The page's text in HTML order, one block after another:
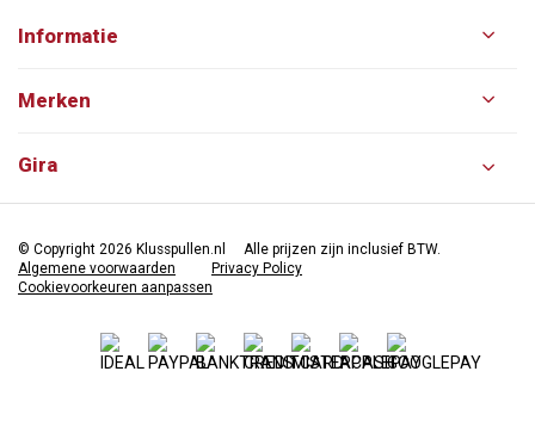
Informatie
Merken
Gira
© Copyright 2026 Klusspullen.nl
Alle prijzen zijn inclusief BTW.
Algemene voorwaarden
Privacy Policy
Cookievoorkeuren aanpassen